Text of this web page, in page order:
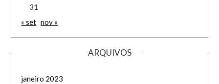
31
« set nov »
ARQUIVOS
janeiro 2023